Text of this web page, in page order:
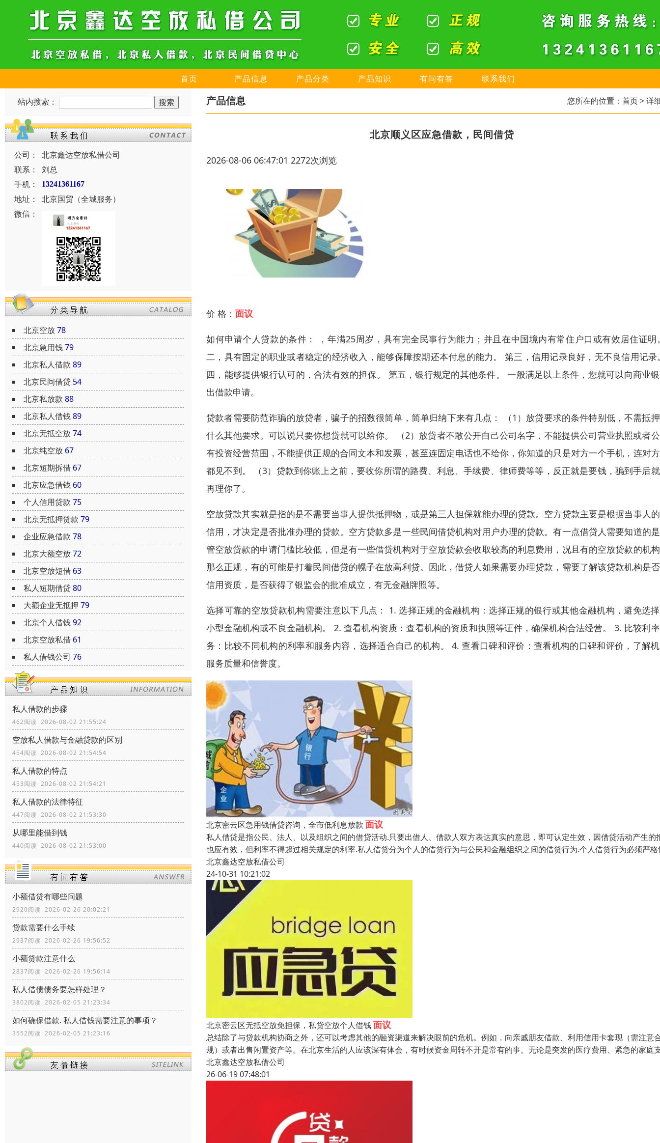
首页 产品信息 产品分类 产品知识 有问有答 联系我们
站内搜索：
公司：
北京鑫达空放私借公司
联系：
刘总
手机：
13241361167
地址：
北京国贸（全城服务）
微信：
北京空放78
北京急用钱79
北京私人借款 89
北京民间借贷 54
北京私放款 88
北京私人借钱89
北京无抵空放74
北京纯空放 67
北京短期拆借 67
北京应急借钱 60
个人信用贷款 75
北京无抵押贷款 79
企业应急借款 78
北京大额空放72
北京空放短借 63
私人短期借贷80
大额企业无抵押 79
北京个人借钱92
北京空放私借 61
私人借钱公司 76
私人借款的步骤
462阅读 2026-08-02 21:55:24
空放私人借款与金融贷款的区别
454阅读 2026-08-02 21:54:54
私人借款的特点
453阅读 2026-08-02 21:54:21
私人借款的法律特征
447阅读 2026-08-02 21:53:30
从哪里能借到钱
440阅读 2026-08-02 21:53:00
小额借贷有哪些问题
2920阅读 2026-02-26 20:02:21
贷款需要什么手续
2937阅读 2026-02-26 19:56:52
小额贷款注意什么
2837阅读 2026-02-26 19:56:14
私人借债债务要怎样处理？
3802阅读 2026-02-05 21:23:34
如何确保借款. 私人借钱需要注意的事项？
3552阅读 2026-02-05 21:23:16
产品信息 您所在的位置： 首页> 详
北京顺义区应急借款，民间借贷
2026-08-06 06:47:01 2272次浏览
价 格： 面议
如何申请个人贷款的条件： ，年满25周岁，具有完全民事行为能力；并且在中国境内有常住户口或有效居住证明
二，具有固定的职业或者稳定的经济收入，能够保障按期还本付息的能力。 第三，信用记录良好，无不良信用记录
四，能够提供银行认可的，合法有效的担保。 第五，银行规定的其他条件。 一般满足以上条件，您就可以向商业
出借款申请。
贷款者需要防范诈骗的放贷者，骗子的招数很简单，简单归纳下来有几点： （1）放贷要求的条件特别低，不需抵
什么其他要求。可以说只要你想贷就可以给你。 （2）放贷者不敢公开自己公司名字，不能提供公司营业执照或者
有投资经营范围，不能提供正规的合同文本和发票，甚至连固定电话也不给你，你知道的只是对方一个手机，连对
都见不到。 （3）贷款到你账上之前，要收你所谓的路费、利息、手续费、律师费等等，反正就是要钱，骗到手后
再理你了。
空放贷款其实就是指的是不需要当事人提供抵押物，或是第三人担保就能办理的贷款。空方贷款主要是根据当事人
信用，才决定是否批准办理的贷款。空方贷款多是一些民间借贷机构对用户办理的贷款。有一点借贷人需要知道的
管空放贷款的申请门槛比较低，但是有一些借贷机构对于空放贷款会收取较高的利息费用，况且有的空放贷款的机
那么正规，有的可能是打着民间借贷的幌子在放高利贷。因此，借贷人如果需要办理贷款，需要了解该贷款机构是
信用资质，是否获得了银监会的批准成立，有无金融牌照等。
选择可靠的空放贷款机构需要注意以下几点： 1. 选择正规的金融机构：选择正规的银行或其他金融机构，避免选
小型金融机构或不良金融机构。 2. 查看机构资质：查看机构的资质和执照等证件，确保机构合法经营。 3. 比较利
务：比较不同机构的利率和服务内容，选择适合自己的机构。 4. 查看口碑和评价：查看机构的口碑和评价，了解
服务质量和信誉度。
北京密云区急用钱借贷咨询，全市低利息放款 面议
私人借贷是指公民、法人、以及组织之间的借贷活动.只要出借人、借款人双方表达真实的意思，即可认定生效，因借贷活动产生的
也应有效，但利率不得超过相关规定的利率.私人借贷分为个人的借贷行为与公民和金融组织之间的借贷行为.个人借贷行为必须严格
北京鑫达空放私借公司
24-10-31 10:21:02
北京密云区无抵空放免担保，私贷空放个人借钱面议
总结除了与贷款机构协商之外，还可以考虑其他的融资渠道来解决眼前的危机。例如，向亲戚朋友借款、利用信用卡套现（需注意
规）或者出售闲置资产等。在北京生活的人应该深有体会，有时候资金周转不开是常有的事。无论是突发的医疗费用、紧急的家庭
北京鑫达空放私借公司
26-06-19 07:48:01